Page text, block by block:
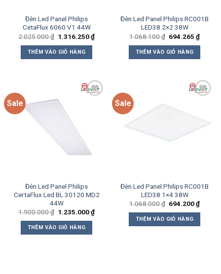
Đèn Led Panel Philips
CetaFlux 6060 V1 44W
2.025.000₫ Giá
là:
2.025.000 ₫.
1.316.250₫Giá
1.316.250 ₫.
THÊM VÀO GIỎ HÀNG
Đèn Led Panel Philips RC001B
LED38 2×2 38W
1.068.100₫ Giá
là:
1.068.100 ₫.
694.265₫Giá
THÊM VÀO GIỎ HÀNG
Sale
Đèn Led Panel Philips
CertaFlux Led BL 30120 MD2
44W
1.900.000₫ Giá
là:
1.900.000 ₫.
1.235.000₫Giá
THÊM VÀO GIỎ HÀNG
Sale
Add to
wishlist
Đèn Led Panel Philips RC001B
LED38 1×4 38W
1.068.000₫ Giá
là:
1.068.000 ₫.
694.200₫Giá
THÊM VÀO GIỎ HÀNG